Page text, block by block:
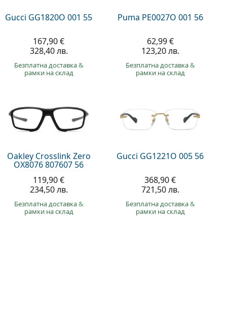
Gucci GG1820O 001 55
167,90 €
328,40 лв.
Безплатна доставка&
рамки на склад
Puma PE0027O 001 56
62,99 €
123,20 лв.
Безплатна доставка&
рамки на склад
Oakley Crosslink Zero
OX8076 807607 56
119,90 €
234,50 лв.
Безплатна доставка&
рамки на склад
Gucci GG1221O 005 56
368,90 €
721,50 лв.
Безплатна доставка&
рамки на склад